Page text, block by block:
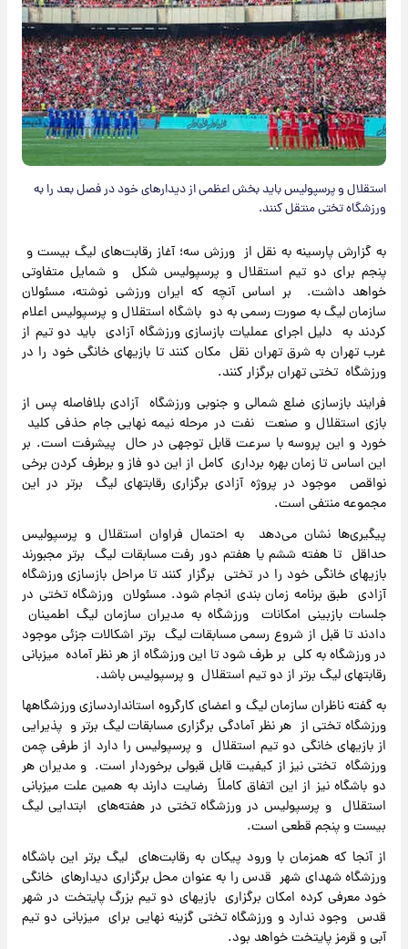
استقلال و پرسپولیس باید بخش اعظمی از دیدارهای خود در فصل بعد را به
ورزشگاه تختی منتقل کنند.
به گزارش پارسینه به نقل از ورزش سه؛ آغاز رقابت‌های لیگ بیست و
پنجم برای دو تیم استقلال و پرسپولیس شکل و شمایل متفاوتی
خواهد داشت. بر اساس آنچه که ایران ورزشی نوشته، مسئولان
سازمان لیگ به صورت رسمی به دو باشگاه استقلال و پرسپولیس اعلام
کردند به دلیل اجرای عملیات بازسازی ورزشگاه آزادی باید دو تیم از
غرب تهران به شرق تهران نقل مکان کنند تا بازیهای خانگی خود را در
ورزشگاه تختی تهران برگزار کنند.
فرایند بازسازی ضلع شمالی و جنوبی ورزشگاه آزادی بلافاصله پس از
بازی استقلال و صنعت نفت در مرحله نیمه نهایی جام حذفی کلید
خورد و این پروسه با سرعت قابل توجهی در حال پیشرفت است. بر
این اساس تا زمان بهره برداری کامل از این دو فاز و برطرف کردن برخی
نواقص موجود در پروژه آزادی برگزاری رقابتهای لیگ برتر در این
مجموعه منتفی است.
پیگیری‌ها نشان می‌دهد به احتمال فراوان استقلال و پرسپولیس
حداقل تا هفته ششم یا هفتم دور رفت مسابقات لیگ برتر مجبورند
بازیهای خانگی خود را در تختی برگزار کنند تا مراحل بازسازی ورزشگاه
آزادی طبق برنامه زمان بندی انجام شود. مسئولان ورزشگاه تختی در
جلسات بازبینی امکانات ورزشگاه به مدیران سازمان لیگ اطمینان
دادند تا قبل از شروع رسمی مسابقات لیگ برتر اشکالات جزئی موجود
در ورزشگاه به کلی بر طرف شود تا این ورزشگاه از هر نظر آماده میزبانی
رقابتهای لیگ برتر از دو تیم استقلال و پرسپولیس باشد.
به گفته ناظران سازمان لیگ و اعضای کارگروه استانداردسازی ورزشگاهها
ورزشگاه تختی از هر نظر آمادگی برگزاری مسابقات لیگ برتر و پذیرایی
از بازیهای خانگی دو تیم استقلال و پرسپولیس را دارد از طرفی چمن
ورزشگاه تختی نیز از کیفیت قابل قبولی برخوردار است. و مدیران هر
دو باشگاه نیز از این اتفاق کاملاً رضایت دارند به همین علت میزبانی
استقلال و پرسپولیس در ورزشگاه تختی در هفته‌های ابتدایی لیگ
بیست و پنجم قطعی است.
از آنجا که همزمان با ورود پیکان به رقابت‌های لیگ برتر این باشگاه
ورزشگاه شهدای شهر قدس را به عنوان محل برگزاری دیدارهای خانگی
خود معرفی کرده امکان برگزاری بازیهای دو تیم بزرگ پایتخت در شهر
قدس وجود ندارد و ورزشگاه تختی گزینه نهایی برای میزبانی دو تیم
آبی و قرمز پایتخت خواهد بود.